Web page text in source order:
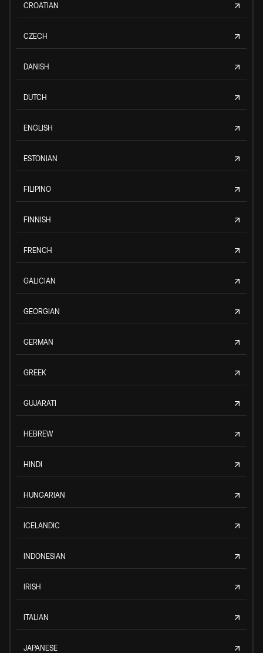
CROATIAN
CZECH
DANISH
DUTCH
ENGLISH
ESTONIAN
FILIPINO
FINNISH
FRENCH
GALICIAN
GEORGIAN
GERMAN
GREEK
GUJARATI
HEBREW
HINDI
HUNGARIAN
ICELANDIC
INDONESIAN
IRISH
ITALIAN
JAPANESE